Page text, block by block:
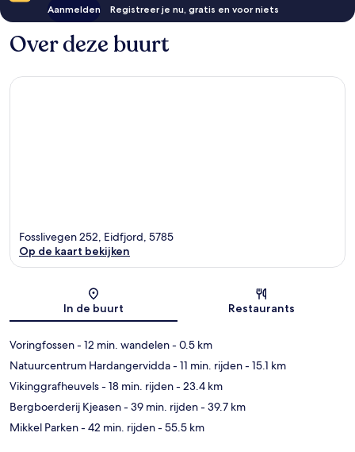
Aanmelden Registreer je nu, gratis en voor niets
Over deze buurt
Fosslivegen 252, Eidfjord, 5785
Op de kaart bekijken
In de buurt Restaurants
Voringfossen- 12 min. wandelen- 0.5 km
Natuurcentrum Hardangervidda- 11 min. rijden- 15.1 km
Vikinggrafheuvels- 18 min. rijden- 23.4 km
Bergboerderij Kjeasen- 39 min. rijden- 39.7 km
Mikkel Parken- 42 min. rijden- 55.5 km